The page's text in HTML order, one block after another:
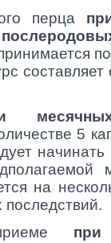
перца
составляет
5
начинать
на
последствий.